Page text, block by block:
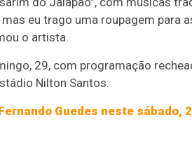
eu trago uma roupagem para
o artista.
29, com programação
Nilton Santos.
Guedes neste sábado,